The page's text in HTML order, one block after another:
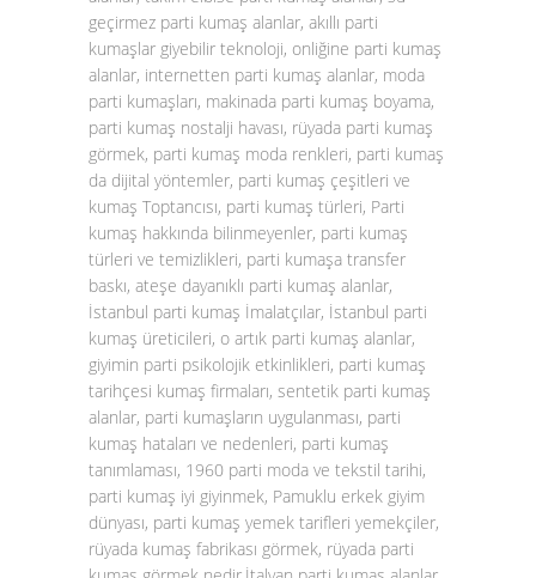
geçirmez parti kumaş alanlar, akıllı parti
kumaşlar giyebilir teknoloji, onliğine parti kumaş
alanlar, internetten parti kumaş alanlar, moda
parti kumaşları, makinada parti kumaş boyama,
parti kumaş nostalji havası, rüyada parti kumaş
görmek, parti kumaş moda renkleri, parti kumaş
da dijital yöntemler, parti kumaş çeşitleri ve
kumaş Toptancısı, parti kumaş türleri, Parti
kumaş hakkında bilinmeyenler, parti kumaş
türleri ve temizlikleri, parti kumaşa transfer
baskı, ateşe dayanıklı parti kumaş alanlar,
İstanbul parti kumaş İmalatçılar, İstanbul parti
kumaş üreticileri, o artık parti kumaş alanlar,
giyimin parti psikolojik etkinlikleri, parti kumaş
tarihçesi kumaş firmaları, sentetik parti kumaş
alanlar, parti kumaşların uygulanması, parti
kumaş hataları ve nedenleri, parti kumaş
tanımlaması, 1960 parti moda ve tekstil tarihi,
parti kumaş iyi giyinmek, Pamuklu erkek giyim
dünyası, parti kumaş yemek tarifleri yemekçiler,
rüyada kumaş fabrikası görmek, rüyada parti